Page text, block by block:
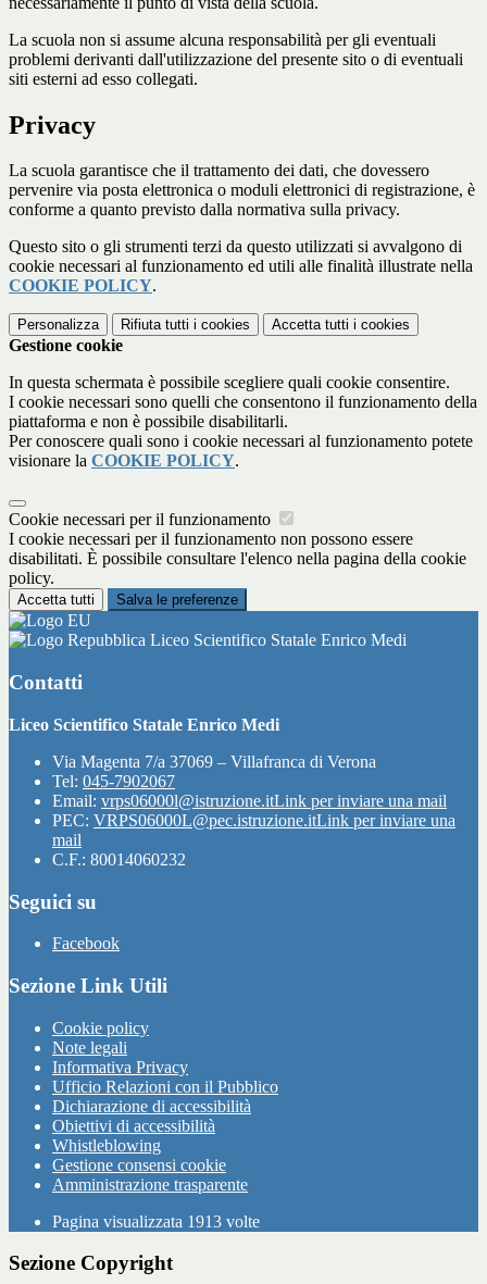
La scuola non si assume alcuna responsabilità per gli eventuali
problemi derivanti dall'utilizzazione del presente sito o di eventuali
siti esterni ad esso collegati.
Privacy
La scuola garantisce che il trattamento dei dati, che dovessero
pervenire via posta elettronica o moduli elettronici di registrazione, è
conforme a quanto previsto dalla normativa sulla privacy.
Questo sito o gli strumenti terzi da questo utilizzati si avvalgono di
cookie necessari al funzionamento ed utili alle finalità illustrate nella
COOKIE POLICY.
Personalizza Rifiuta tutti i cookies Accetta tutti i cookies
Gestione cookie
In questa schermata è possibile scegliere quali cookie consentire.
I cookie necessari sono quelli che consentono il funzionamento della
piattaforma e non è possibile disabilitarli.
Per conoscere quali sono i cookie necessari al funzionamento potete
visionare la COOKIE POLICY.
Cookie necessari per il funzionamento
I cookie necessari per il funzionamento non possono essere
disabilitati. È possibile consultare l'elenco nella pagina della cookie
policy.
Accetta tutti Salva le preferenze
Liceo Scientifico Statale Enrico Medi
Contatti
Liceo Scientifico Statale Enrico Medi
Via Magenta 7/a 37069 – Villafranca di Verona
Tel: 045-7902067
Email: vrps06000l@istruzione.itLink per inviare una mail
PEC: VRPS06000L@pec.istruzione.itLink per inviare una
mail
C.F.: 80014060232
Seguici su
Facebook
Sezione Link Utili
Cookie policy
Note legali
Informativa Privacy
Ufficio Relazioni con il Pubblico
Dichiarazione di accessibilità
Obiettivi di accessibilità
Whistleblowing
Gestione consensi cookie
Amministrazione trasparente
Pagina visualizzata 1913 volte
Sezione Copyright